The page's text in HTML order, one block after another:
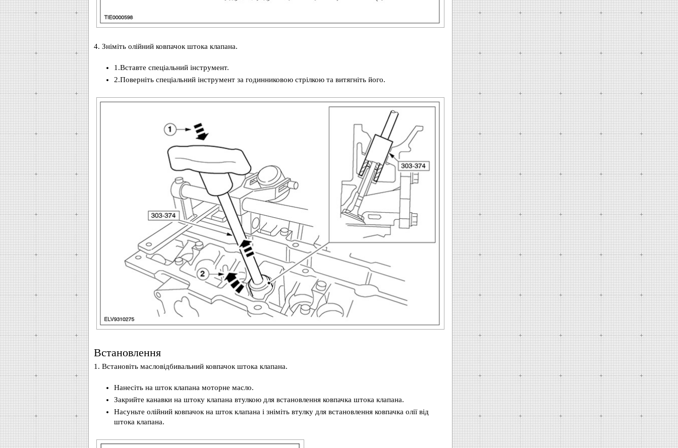
4. Зніміть олійний ковпачок штока клапана.
1.Вставте спеціальний інструмент.
2.Поверніть спеціальний інструмент за годинниковою стрілкою та витягніть його.
Встановлення
1. Встановіть масловідбивальний ковпачок штока клапана.
Нанесіть на шток клапана моторне масло.
Закрийте канавки на штоку клапана втулкою для встановлення ковпачка штока клапана.
Насуньте олійний ковпачок на шток клапана і зніміть втулку для встановлення ковпачка олії від
штока клапана.